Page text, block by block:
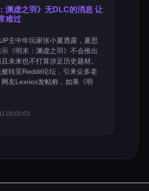
渊虚之羽》无DLC的消息 让
难过
主中年玩家张小夏透露，夏思
《明末：渊虚之羽》不会推出
未来也不打算涉足历史题材。
被转至Reddit论坛，引来众多老
友Lexrios发帖称，如果《明
00:00:03